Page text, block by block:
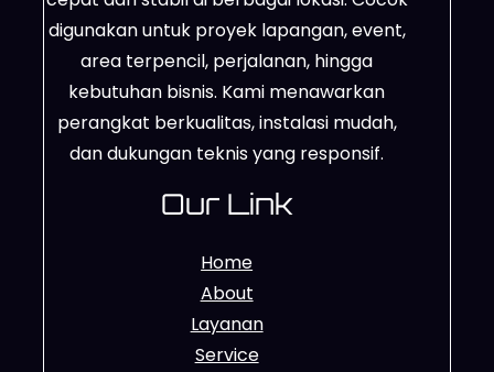
digunakan untuk proyek lapangan, event,
area terpencil, perjalanan, hingga
kebutuhan bisnis. Kami menawarkan
perangkat berkualitas, instalasi mudah,
dan dukungan teknis yang responsif.
Our Link
Home
About
Layanan
Service